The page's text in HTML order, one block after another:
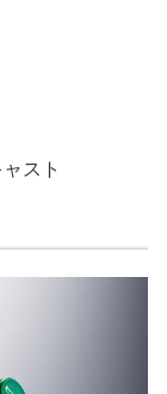
スト